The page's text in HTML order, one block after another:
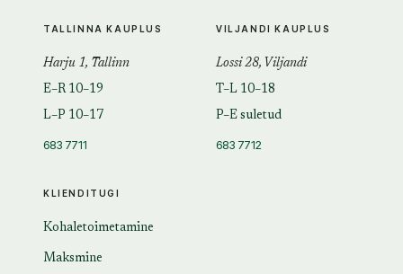
KLIENDITUGI
Kohaletoimetamine
Maksmine
TALLINNA KAUPLUS
Harju 1, Tallinn
E–R 10–19
L–P 10–17
683 7711
VILJANDI KAUPLUS
Lossi 28, Viljandi
T–L 10–18
P–E suletud
683 7712